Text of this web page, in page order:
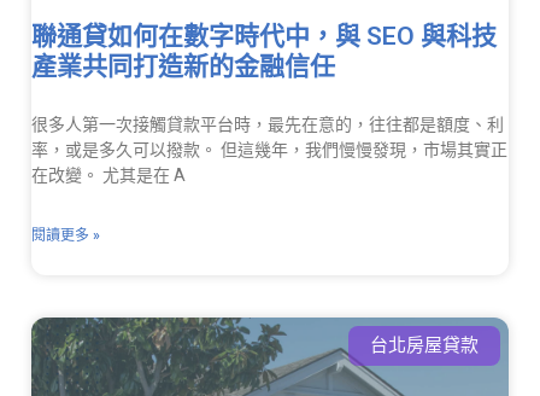
聯通貸如何在數字時代中，與 SEO 與科技
產業共同打造新的金融信任
很多人第一次接觸貸款平台時，最先在意的，往往都是額度、利
率，或是多久可以撥款。 但這幾年，我們慢慢發現，市場其實正
在改變。 尤其是在 A
閱讀更多 »
台北房屋貸款